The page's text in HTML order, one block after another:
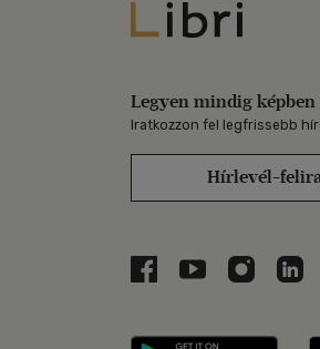
Libri
Legyen mindig
Iratkozzon fel legfrissebb
Hírlevél-
Libri a Facebookon
Libri aLibri az